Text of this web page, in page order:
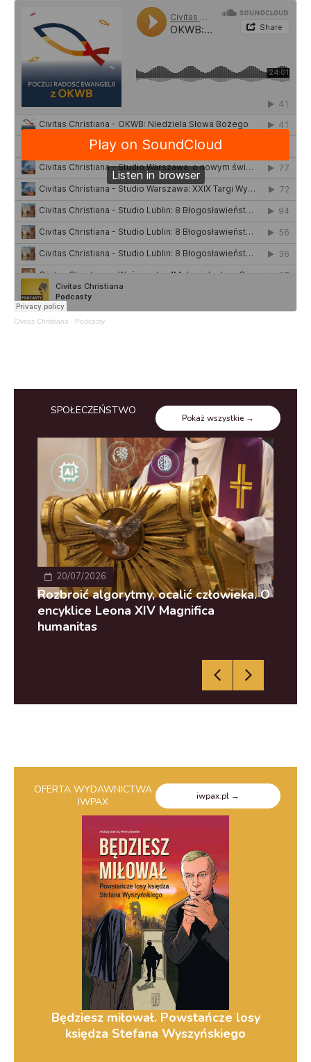
Civitas Christiana · Podcasty
SPOŁECZEŃSTWO
Pokaż wszystkie →
20/07/2026
Rozbroić algorytmy, ocalić człowieka. O
encyklice Leona XIV Magnifica
humanitas
OFERTA WYDAWNICTWA
IWPAX
iwpax.pl →
Będziesz miłował. Powstańcze losy
księdza Stefana Wyszyńskiego